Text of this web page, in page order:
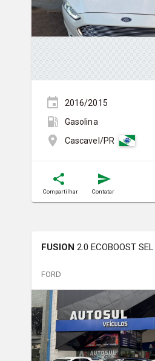
2016/2015
Gasolina
Cascavel/PR
Compartilhar Contatar
FUSION 2.0 ECOBOOST
FORD